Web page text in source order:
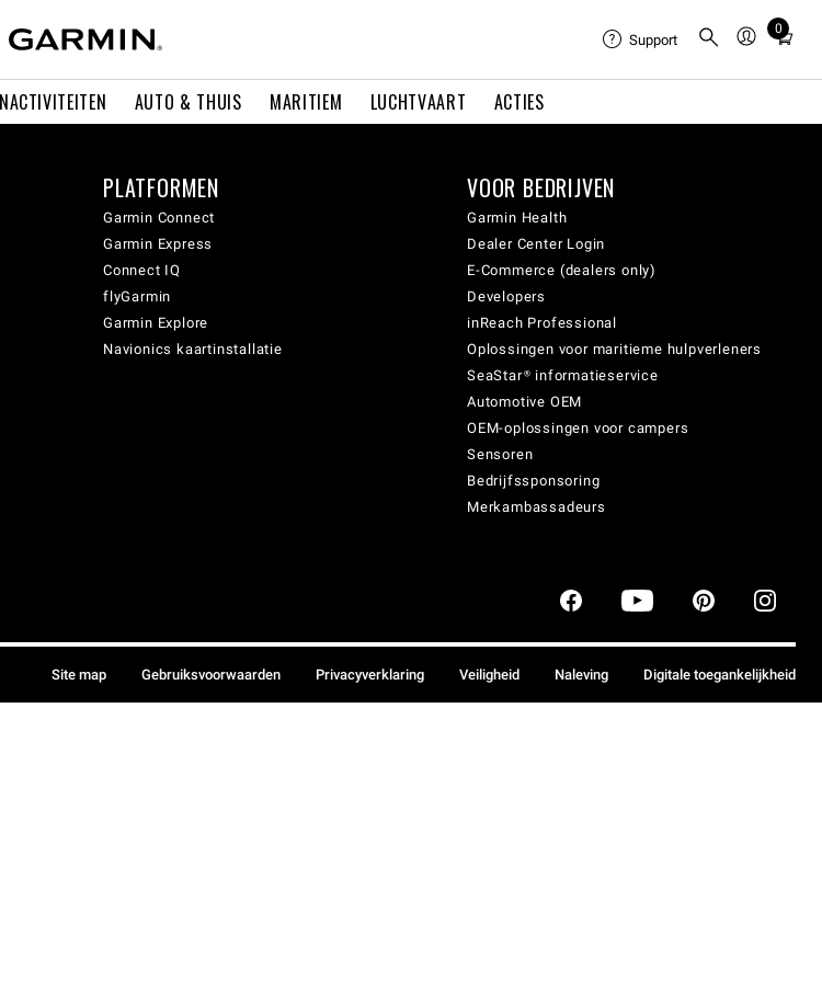
AUTO & THUIS MARITIEM LUCHTVAART ACTIES
Support
0
Total
cart:
PLATFORMEN
Garmin Connect
Garmin Express
Connect IQ
flyGarmin
Garmin Explore
Navionics kaartinstallatie
VOOR BEDRIJVEN
Garmin Health
Dealer Center Login
E-Commerce (dealers only)
Developers
inReach Professional
Oplossingen voor maritieme hulpverleners
SeaStar® informatieservice
Automotive OEM
OEM-oplossingen voor campers
Sensoren
Bedrijfssponsoring
Merkambassadeurs
Site map Gebruiksvoorwaarden Privacyverklaring Veiligheid Naleving Digitale toegankelijkheid